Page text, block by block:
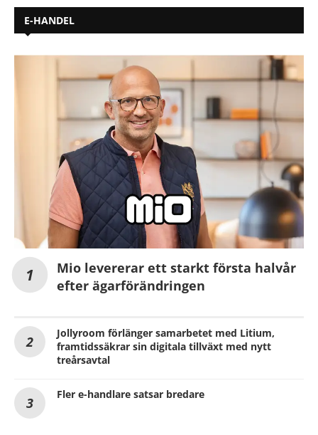
E-HANDEL
Mio levererar ett starkt första halvår
efter ägarförändringen
Jollyroom förlänger samarbetet med Litium,
framtidssäkrar sin digitala tillväxt med nytt
treårsavtal
Fler e-handlare satsar bredare